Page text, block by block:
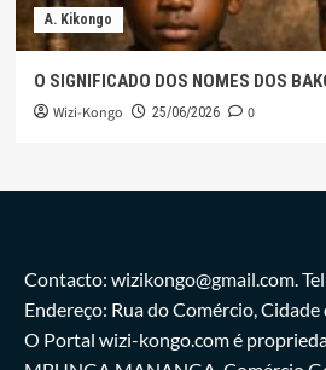
A. Kikongo
O SIGNIFICADO DOS NOMES DOS
Wizi-Kongo 25/06/2026 0
Contacto: wizikongo@gmail.com.
Endereço: Rua do Comércio,
O Portal wizi-kongo.com é